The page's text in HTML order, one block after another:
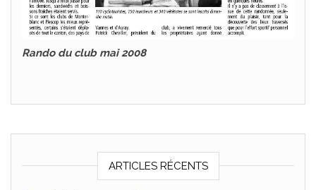
Rando du club mai 2008
ARTICLES RÉCENTS